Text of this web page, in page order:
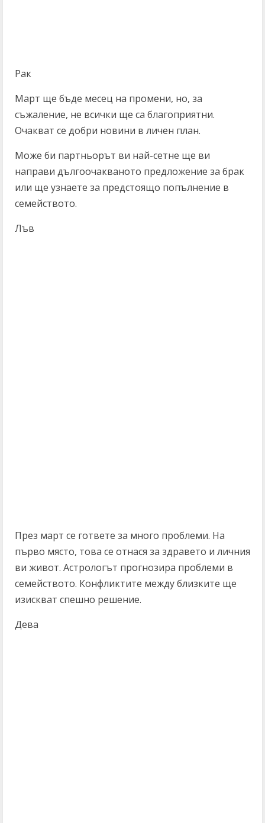
Рак
Март ще бъде месец на промени, но, за
съжаление, не всички ще са благоприятни.
Очакват се добри новини в личен план.
Може би партньорът ви най-сетне ще ви
направи дългоочакваното предложение за брак
или ще узнаете за предстоящо попълнение в
семейството.
Лъв
През март се гответе за много проблеми. На
първо място, това се отнася за здравето и личния
ви живот. Астрологът прогнозира проблеми в
семейството. Конфликтите между близките ще
изискват спешно решение.
Дева